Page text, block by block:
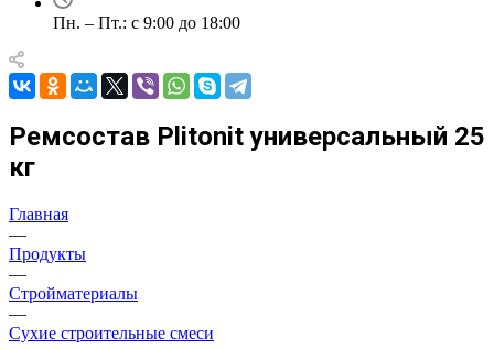
Пн. – Пт.: с 9:00 до 18:00
Ремсостав Plitonit универсальный 25
кг
Главная
—
Продукты
—
Стройматериалы
—
Сухие строительные смеси